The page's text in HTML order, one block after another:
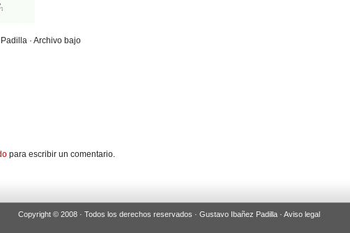
· Archivo bajo
para escribir un comentario.
Copyright © 2008 · Todos los derechos reservados · Gustavo Ibañez Padilla · Aviso legal